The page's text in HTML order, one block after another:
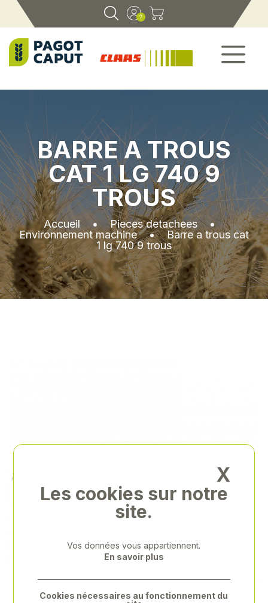
BARRE A TROUS
CAT 1 LG 740 9
TROUS
Accueil•Pieces detachees•
Environnement machine•Barre a trous cat
1 lg 740 9 trous
X
Les cookies sur notre
site.
Vos données vous appartiennent.
En savoir plus
Cookies nécessaires au fonctionnement du